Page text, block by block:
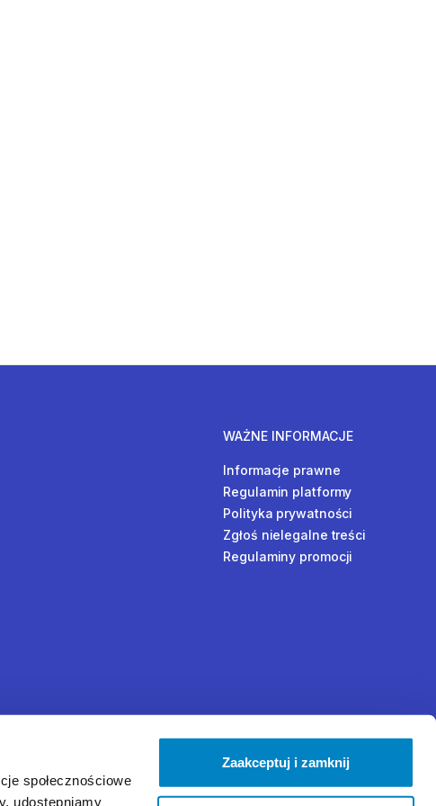
społecznościowe
udostępniamy
Zaakceptuj i zamknij
WAŻNE INFORMACJE
Informacje prawne
Regulamin platformy
Polityka prywatności
Zgłoś nielegalne treści
Regulaminy promocji